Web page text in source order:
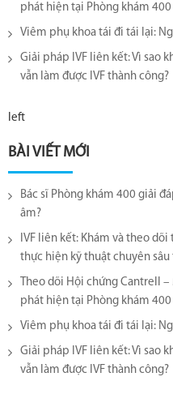
phát hiện tại Phòng khám 400
Viêm phụ khoa tái đi tái lại​:
Giải pháp IVF liên kết: Vì sao
vẫn làm được IVF thành công?
left
BÀI VIẾT MỚI
Bác sĩ Phòng khám 400 giải
âm?
IVF liên kết: Khám và theo
thực hiện kỹ thuật chuyên sâu
Theo dõi Hội chứng Cantrell
phát hiện tại Phòng khám 400
Viêm phụ khoa tái đi tái lại​:
Giải pháp IVF liên kết: Vì sao
vẫn làm được IVF thành công?